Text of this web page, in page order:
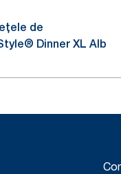
de
Dinner XL Alb